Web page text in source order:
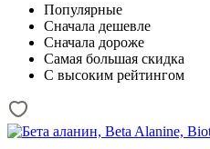
Популярные
Сначала дешевле
Сначала дороже
Самая большая скидка
С высоким рейтингом